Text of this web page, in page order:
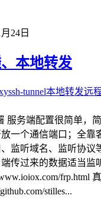
24日
本地转发
ssh-tunnel本地转发远
服务端配置很简单，
一个通信端口；全靠
监听域名、监听协议
传过来的数据适当监
frp.html
stilles...